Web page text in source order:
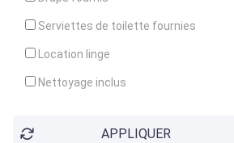
Serviettes de toilette fournies
Location linge
Nettoyage inclus
Garde d'enfantsAPPLIQUER